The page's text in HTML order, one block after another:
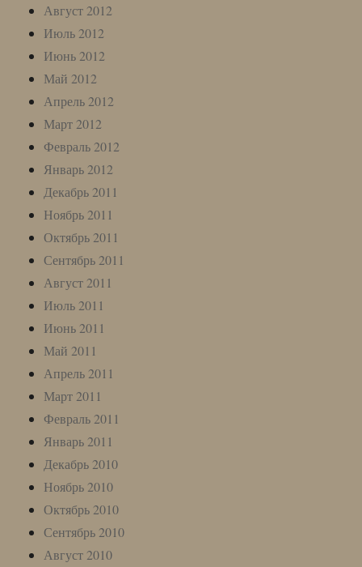
Август 2012
Июль 2012
Июнь 2012
Май 2012
Апрель 2012
Март 2012
Февраль 2012
Январь 2012
Декабрь 2011
Ноябрь 2011
Октябрь 2011
Сентябрь 2011
Август 2011
Июль 2011
Июнь 2011
Май 2011
Апрель 2011
Март 2011
Февраль 2011
Январь 2011
Декабрь 2010
Ноябрь 2010
Октябрь 2010
Сентябрь 2010
Август 2010